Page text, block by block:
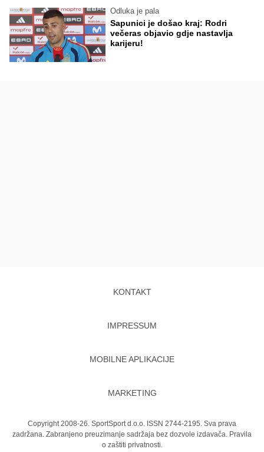
Odluka je pala
Sapunici je došao kraj: Rodri
večeras objavio gdje nastavlja
karijeru!
KONTAKT
IMPRESSUM
MOBILNE APLIKACIJE
MARKETING
Copyright 2008-26. SportSport d.o.o. ISSN 2744-2195. Sva prava
zadržana. Zabranjeno preuzimanje sadržaja bez dozvole izdavača. Pravila
o zaštiti privatnosti.